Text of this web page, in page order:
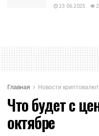
23.06.2025
Главная Новости криптовалют
Что будет с
октябре